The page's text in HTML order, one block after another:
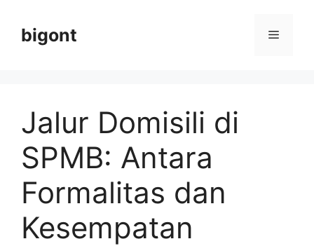
bigont Menu
Jalur Domisili di
SPMB: Antara
Formalitas dan
Kesempatan